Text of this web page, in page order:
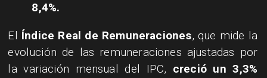
8,4%.
El Índice Real de Remuneraciones, que mide la
evolución de las remuneraciones ajustadas por
la variación mensual del IPC, creció un 3,3%